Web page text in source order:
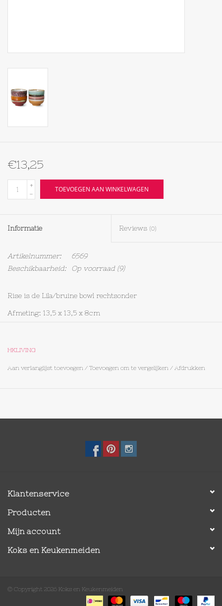
Keukenspullen
Food
Boeken
Textiel
Olieflessen
€13,25
+
-
TOEVOEGEN AAN WINKELWAGEN
Informatie Reviews (0)
Artikelnummer:
6569
Beschikbaarheid:
Op voorraad(9)
Rise is de Lila/bruine bowl rechtsonder
Afmeting: 13,5 x 13,5 x 8cm
HKLIVING
Aan verlanglijst toevoegen / Toevoegen om te vergelijken / Afdrukken
Klantenservice
Producten
Mijn account
Koks en Keukenmeiden
© Copyright 2026 Koks en Keukenmeiden